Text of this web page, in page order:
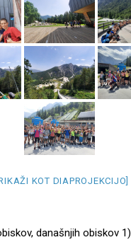
KOT DIAPROJEKCIJO]
današnjih obiskov 1)